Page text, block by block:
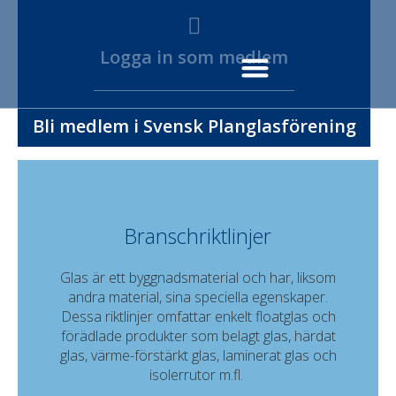
Logga in som medlem
Bli medlem i Svensk Planglasförening
Branschriktlinjer
Glas är ett byggnadsmaterial och har, liksom
andra material, sina speciella egenskaper.
Dessa riktlinjer omfattar enkelt floatglas och
förädlade produkter som belagt glas, härdat
glas, värme-förstärkt glas, laminerat glas och
isolerrutor m.fl.